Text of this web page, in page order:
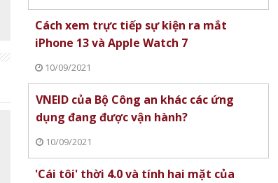
Cách xem trực tiếp sự kiện ra mắt
iPhone 13 và Apple Watch 7
10/09/2021
VNEID của Bộ Công an khác các ứng
dụng đang được vận hành?
10/09/2021
'Cái tôi' thời 4.0 và tính hai mặt của